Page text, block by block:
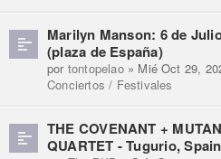
Marilyn Manson: 6 de
(plaza de España)
por tontopelao» Mié Oct 29,
Conciertos / Festivales
THE COVENANT +
QUARTET - Tugurio, Spain